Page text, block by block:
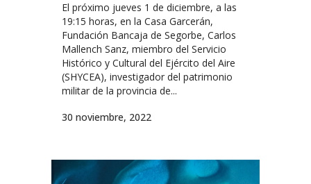
El próximo jueves 1 de diciembre, a las
19:15 horas, en la Casa Garcerán,
Fundación Bancaja de Segorbe, Carlos
Mallench Sanz, miembro del Servicio
Histórico y Cultural del Ejército del Aire
(SHYCEA), investigador del patrimonio
militar de la provincia de...
30 noviembre, 2022